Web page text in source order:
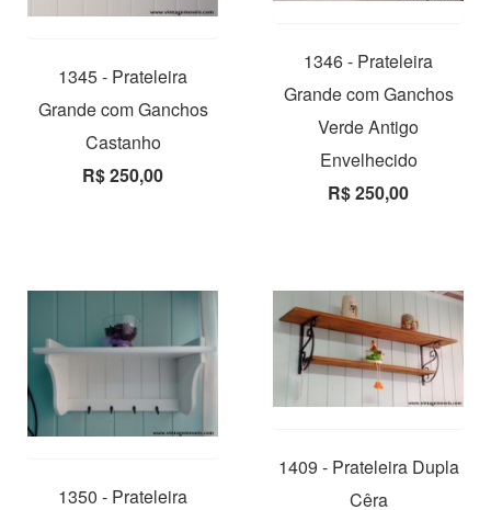
1345 - Prateleira
Grande com Ganchos
Castanho
R$ 250,00
1346 - Prateleira
Grande com Ganchos
Verde Antigo
Envelhecido
R$ 250,00
1350 - Prateleira
1409 - Prateleira Dupla
Cêra